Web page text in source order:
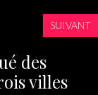
SUIVANT
des
villes